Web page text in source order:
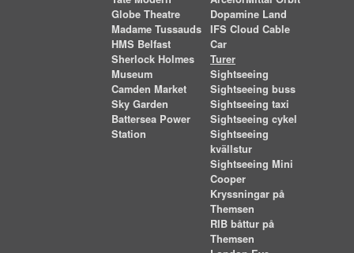
Globe Theatre
Madame Tussauds
HMS Belfast
Sherlock Holmes
Museum
Camden Market
Sky Garden
Battersea Power
Station
Dopamine Land
IFS Cloud Cable
Car
Turer
Sightseeing
Sightseeing buss
Sightseeing taxi
Sightseeing cykel
Sightseeing
kvällstur
Sightseeing Mini
Cooper
Kryssningar på
Themsen
RIB båttur på
Themsen